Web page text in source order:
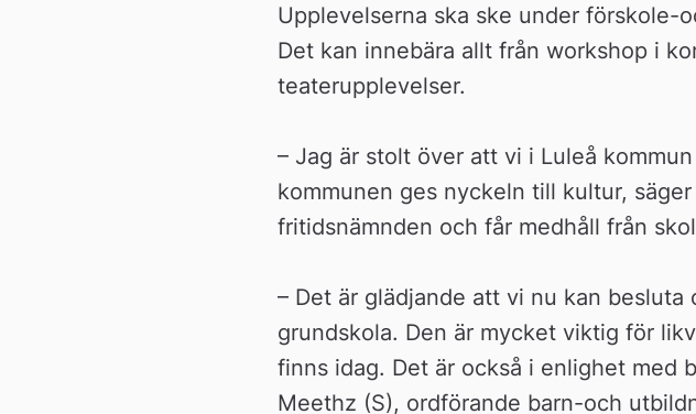
Upplevelserna ska ske under förskole-
Det kan innebära allt från workshop i
teaterupplevelser.
– Jag är stolt över att vi i Luleå
kommunen ges nyckeln till kultur,
fritidsnämnden och får medhåll från
– Det är glädjande att vi nu kan
grundskola. Den är mycket viktig för
finns idag. Det är också i enlighet med
Meethz (S), ordförande barn-och